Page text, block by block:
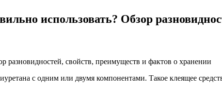
использовать? Обзор
с одним или двумя компонентами. Такое клеящее